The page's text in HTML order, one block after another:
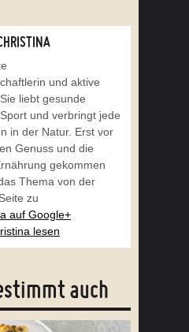
und aktive
liebt gesunde
und verbringt jede
in der Natur. Erst vor
Genuss und die
gekommen
Thema von der
zu
auf Google+
lesen
auch